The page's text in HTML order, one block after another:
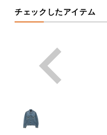
チェックしたアイテム